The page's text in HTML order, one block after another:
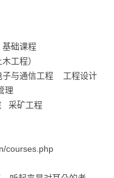
础课程
工程）
与通信工程 工程设计
理
采矿工程
courses.php